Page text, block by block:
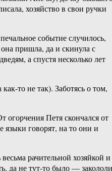
хозяйство в свои ручки
событие случилось,
пришла, да и скинула с
а спустя несколько лет
то не так). Заботясь о том,
огорчения Петя скончался от
говорят, на то они и
рачительной хозяйкой и
да не тут-то было — закололи